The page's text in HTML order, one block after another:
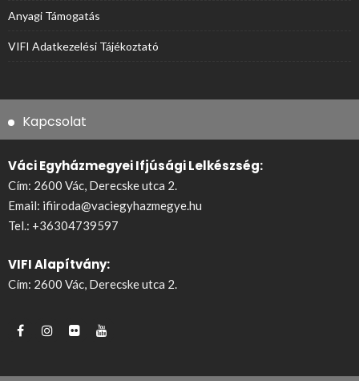
Anyagi Támogatás
VIFI Adatkezelési Tájékoztató
Kapcsolat
Váci Egyházmegyei Ifjúsági Lelkészség:
Cím: 2600 Vác, Derecske utca 2.
Email: ifiiroda@vaciegyhazmegye.hu
Tel.: +36304739597
VIFI Alapítvány:
Cím: 2600 Vác, Derecske utca 2.